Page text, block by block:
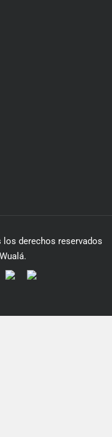
los derechos reservados